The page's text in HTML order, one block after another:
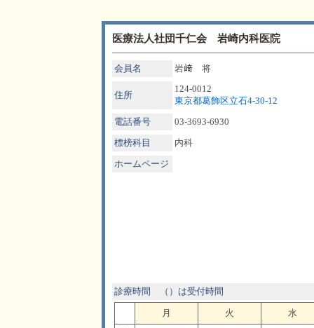
医療法人社団千仁会 岩崎内科医院
会員名 岩﨑 将
住所
124-0012
東京都葛飾区立石4-30-12
電話番号
03-3693-6930
標榜科目
内科
ホームページ
診療時間 （）は受付時間
月 火
水